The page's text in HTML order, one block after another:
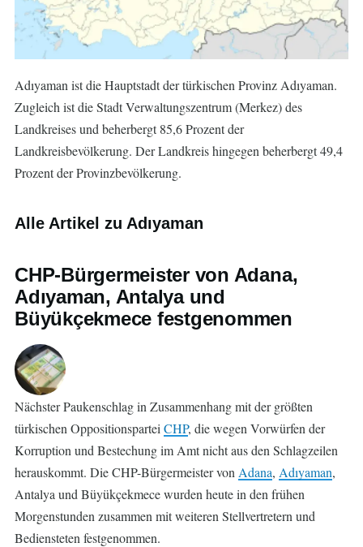
Adıyaman ist die Hauptstadt der türkischen Provinz Adıyaman.
Zugleich ist die Stadt Verwaltungszentrum (Merkez) des
Landkreises und beherbergt 85,6 Prozent der
Landkreisbevölkerung. Der Landkreis hingegen beherbergt 49,4
Prozent der Provinzbevölkerung.
Alle Artikel zu Adıyaman
CHP-Bürgermeister von Adana,
Adıyaman, Antalya und
Büyükçekmece festgenommen
Nächster Paukenschlag in Zusammenhang mit der größten
türkischen Oppositionspartei CHP, die wegen Vorwürfen der
Korruption und Bestechung im Amt nicht aus den Schlagzeilen
herauskommt. Die CHP-Bürgermeister von Adana, Adıyaman,
Antalya und Büyükçekmece wurden heute in den frühen
Morgenstunden zusammen mit weiteren Stellvertretern und
Bediensteten festgenommen.